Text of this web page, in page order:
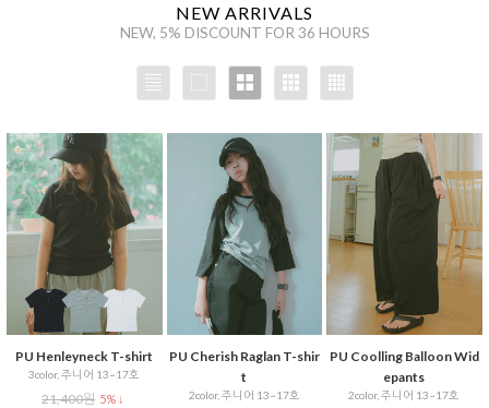
NEW ARRIVALS
NEW, 5% DISCOUNT FOR 36 HOURS
PU Henleyneck T-shirt
3color, 주니어 13~17호
21,400원 5% ↓
PU Cherish Raglan T-shir
t
2color, 주니어 13~17호
PU Coolling Balloon Wid
epants
2color, 주니어 13~17호